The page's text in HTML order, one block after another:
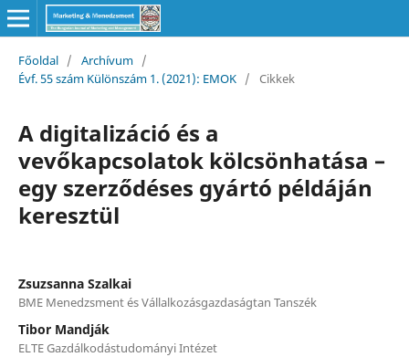
Főoldal / Archívum /
Évf. 55 szám Különszám 1. (2021): EMOK / Cikkek
A digitalizáció és a
vevőkapcsolatok kölcsönhatása –
egy szerződéses gyártó példáján
keresztül
Zsuzsanna Szalkai
BME Menedzsment és Vállalkozásgazdaságtan Tanszék
Tibor Mandják
ELTE Gazdálkodástudományi Intézet